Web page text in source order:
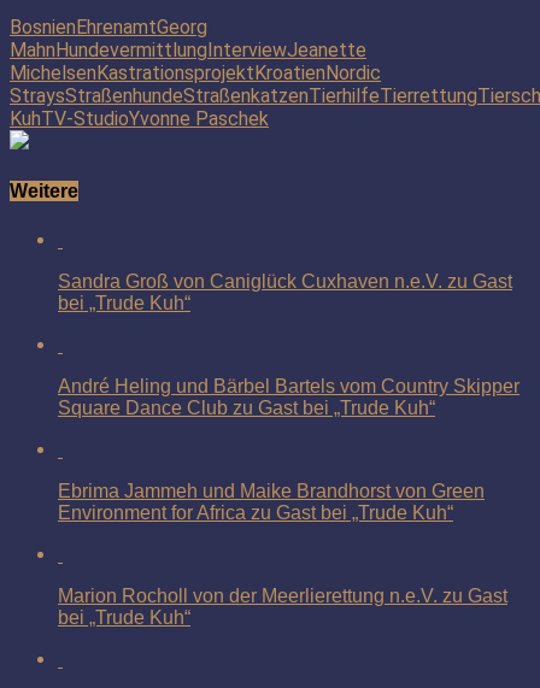
BosnienEhrenamtGeorg
MahnHundevermittlungInterviewJeanette
MichelsenKastrationsprojektKroatienNordic
StraysStraßenhundeStraßenkatzenTierhilfeTierrettung
KuhTV-StudioYvonne Paschek
Weitere
Sandra Groß von Caniglück Cuxhaven n.e.V. zu Gast
bei „Trude Kuh“
André Heling und Bärbel Bartels vom Country Skipper
Square Dance Club zu Gast bei „Trude Kuh“
Ebrima Jammeh und Maike Brandhorst von Green
Environment for Africa zu Gast bei „Trude Kuh“
Marion Rocholl von der Meerlierettung n.e.V. zu Gast
bei „Trude Kuh“